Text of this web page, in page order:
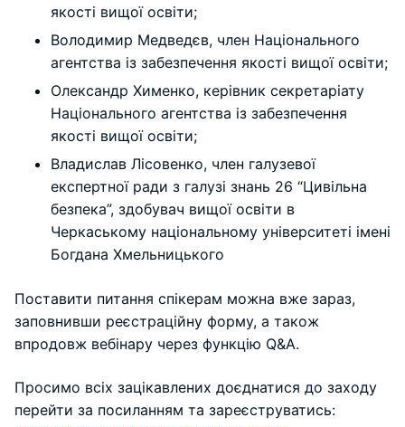
якості вищої освіти;
Володимир Медведєв, член Національного
агентства із забезпечення якості вищої освіти;
Олександр Хименко, керівник секретаріату
Національного агентства із забезпечення
якості вищої освіти;
Владислав Лісовенко, член галузевої
експертної ради з галузі знань 26 “Цивільна
безпека”, здобувач вищої освіти в
Черкаському національному університеті імені
Богдана Хмельницького
Поставити питання спікерам можна вже зараз,
заповнивши реєстраційну форму, а також
впродовж вебінару через функцію Q&A.
Просимо всіх зацікавлених доєднатися до заходу
перейти за посиланням та зареєструватись: